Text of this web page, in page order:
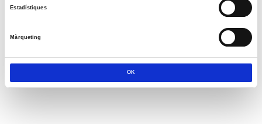
Estadístiques
Màrqueting
OK